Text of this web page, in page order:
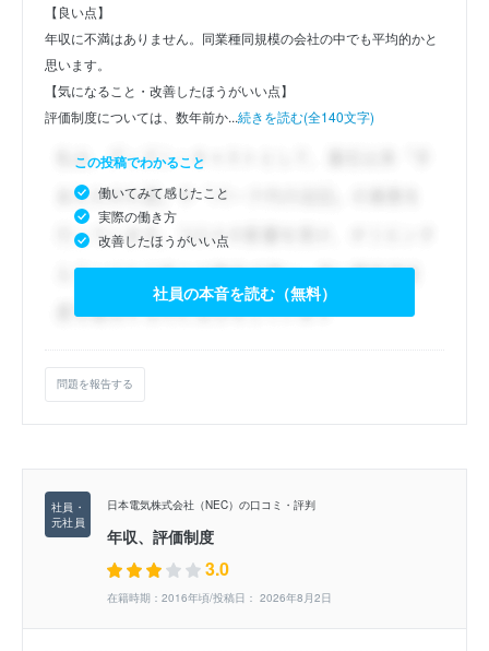
【良い点】
年収に不満はありません。同業種同規模の会社の中でも平均的かと
思います。
【気になること・改善したほうがいい点】
評価制度については、数年前か...続きを読む(全140文字)
この投稿でわかること
働いてみて感じたこと
実際の働き方
改善したほうがいい点
社員の本音を読む（無料）
問題を報告する
日本電気株式会社（NEC）の口コミ・評判
年収、評価制度
3.0
在籍時期：2016年頃/投稿日： 2026年8月2日